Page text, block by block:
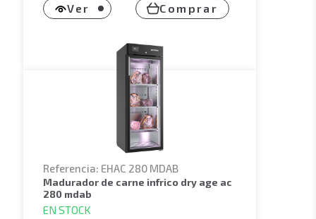
Ver Comprar
Referencia: EHAC 280 MDAB
madurador de carne infrico dry age ac
280 mdab
EN STOCK